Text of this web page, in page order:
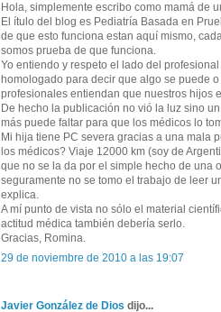
Hola, simplemente escribo como mamá de
El ítulo del blog es Pediatría Basada en
de que esto funciona estan aquí mismo,
somos prueba de que funciona.
Yo entiendo y respeto el lado del
homologado para decir que algo se puede
profesionales entiendan que nuestros hijos
De hecho la publicación no vió la luz sino
más puede faltar para que los médicos lo
Mi hija tiene PC severa gracias a una mala
los médicos? Viaje 12000 km (soy de
que no se la da por el simple hecho de una
seguramente no se tomo el trabajo de leer
explica.
A mí punto de vista no sólo el material
actitud médica también debería serlo.
Gracias, Romina.
29 de noviembre de 2010 a las 19:07
Javier González de Dios dijo...